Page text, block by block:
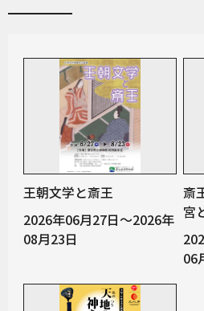
王朝文学と斎王
2026年06月27日～2026年
08月23日
斎
宮
06